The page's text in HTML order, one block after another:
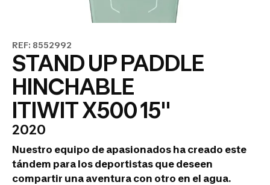
REF: 8552992
STAND UP PADDLE
HINCHABLE
ITIWIT X500 15''
2020
Nuestro equipo de apasionados ha creado este
tándem para los deportistas que deseen
compartir una aventura con otro en el agua.